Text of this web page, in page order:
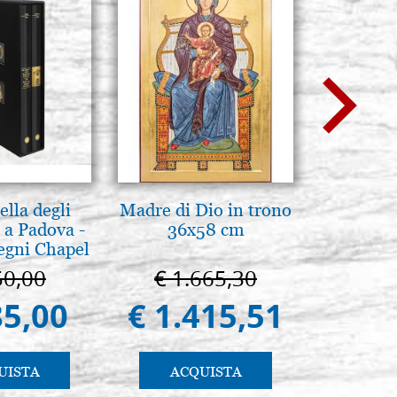
degli
Padova -
Chapel
Madre di Dio in trono
36x58 cm
€ 1.665,30
€ 1.415,51
ACQUISTA
Scatola
€